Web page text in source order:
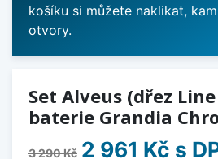
košíku si můžete naklikat,
otvory.
Set Alveus (dřez
baterie Grandia
3 290 Kč 2 961 Kč s